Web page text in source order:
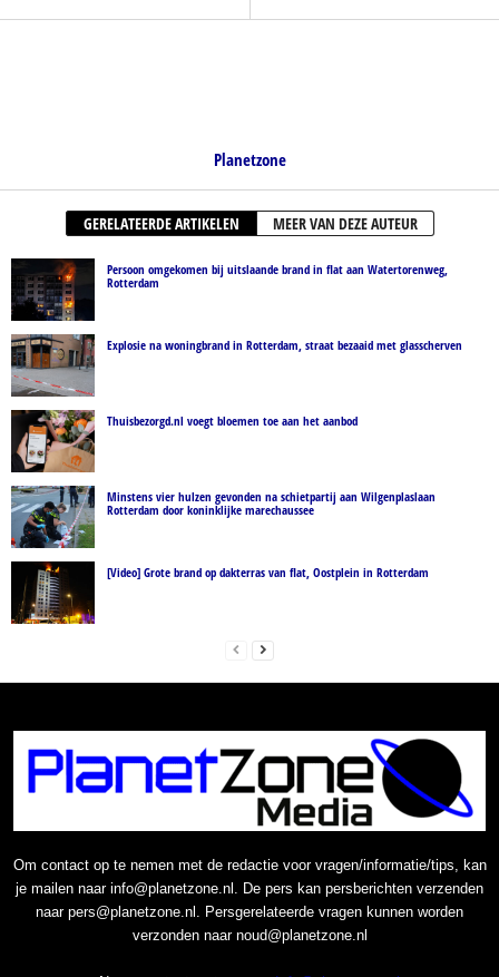
Planetzone
GERELATEERDE ARTIKELEN MEER VAN DEZE AUTEUR
Persoon omgekomen bij uitslaande brand in flat aan Watertorenweg,
Rotterdam
Explosie na woningbrand in Rotterdam, straat bezaaid met glasscherven
Thuisbezorgd.nl voegt bloemen toe aan het aanbod
Minstens vier hulzen gevonden na schietpartij aan Wilgenplaslaan
Rotterdam door koninklijke marechaussee
[Video] Grote brand op dakterras van flat, Oostplein in Rotterdam
Om contact op te nemen met de redactie voor vragen/informatie/tips, kan
je mailen naar info@planetzone.nl. De pers kan persberichten verzenden
naar pers@planetzone.nl. Persgerelateerde vragen kunnen worden
verzonden naar noud@planetzone.nl